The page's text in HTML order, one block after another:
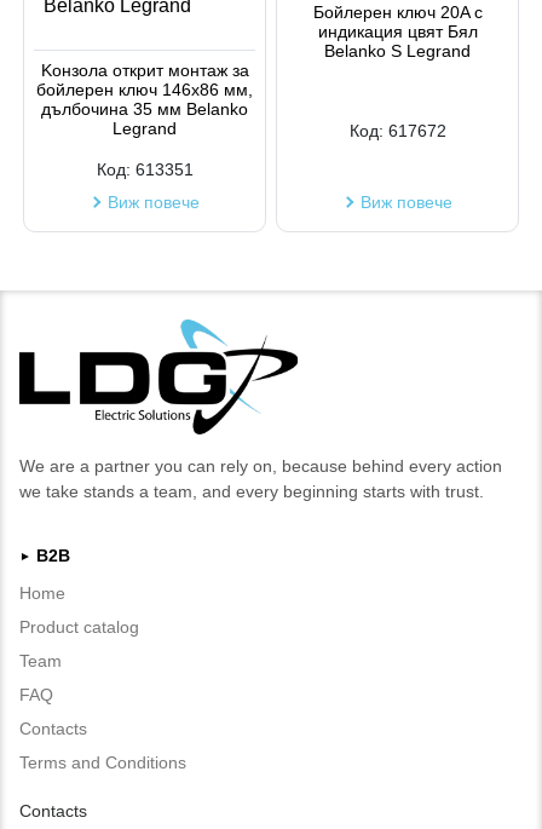
Kонзола открит монтаж за
бойлерен ключ 146x86 мм,
дълбочина 35 мм Belanko
Legrand
Код: 613351
Виж повече
Бойлерен ключ 20A с
индикация цвят Бял
Belanko S Legrand
Код: 617672
Виж повече
We are a partner you can rely on, because behind every action
we take stands a team, and every beginning starts with trust.
►
B2B
Home
Product catalog
Team
FAQ
Contacts
Terms and Conditions
Contacts